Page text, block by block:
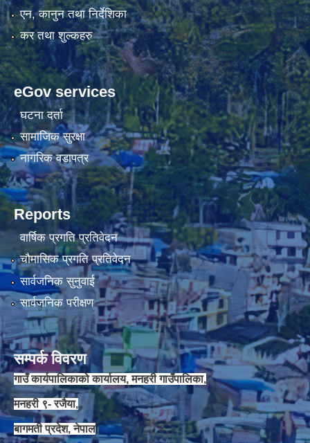
एन, कानुन तथा निर्देशिका
कर तथा शुल्कहरु
eGov services
घटना दर्ता
सामाजिक सुरक्षा
नागरिक वडापत्र
Reports
वार्षिक प्रगति प्रतिवेदन
चौमासिक प्रगति प्रतिवेदन
सार्वजनिक सुनुवाई
सार्वजनिक परीक्षण
सम्पर्क विवरण
गाउँ कार्यपालिकाको कार्यालय, मनहरी गाउँपालिका,
मनहरी ९- रजैया,
बागमती प्रदेश, नेपाल